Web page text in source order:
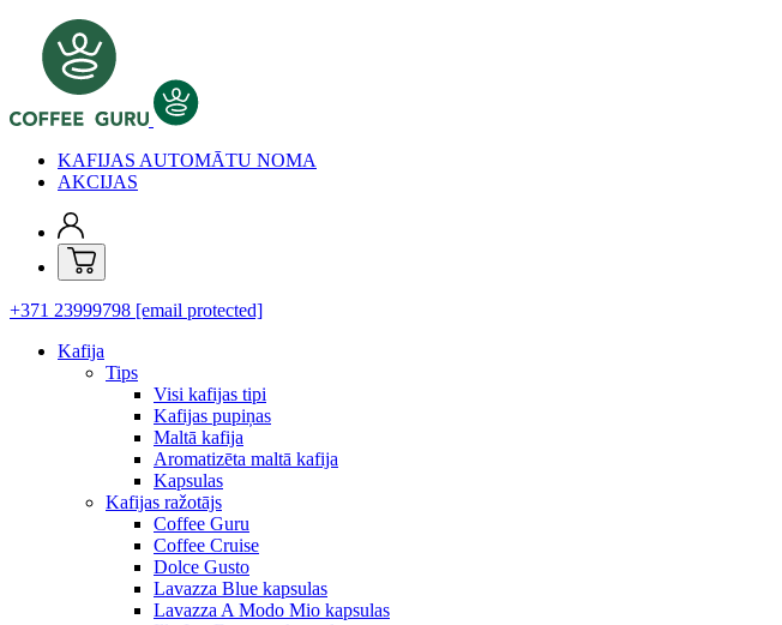
KAFIJAS AUTOMĀTU NOMA
AKCIJAS
+371 23999798 [email protected]
Kafija
Tips
Visi kafijas tipi
Kafijas pupiņas
Maltā kafija
Aromatizēta maltā kafija
Kapsulas
Kafijas ražotājs
Coffee Guru
Coffee Cruise
Dolce Gusto
Lavazza Blue kapsulas
Lavazza A Modo Mio kapsulas